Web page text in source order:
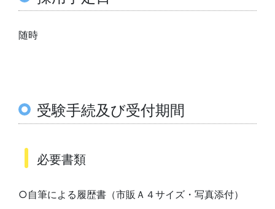
随時
受験手続及び受付期間
必要書類
○自筆による履歴書（市販Ａ４サイズ・写真添付）